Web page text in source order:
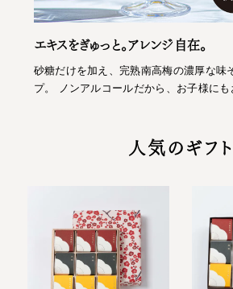
エキスをぎゅっと。アレンジ自在。
砂糖だけを加え、完熟南高梅の濃厚な味
プ。 ノンアルコールだから、お子様にも
人気のギフト